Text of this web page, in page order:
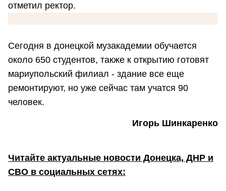
отметил ректор.
Сегодня в донецкой музакадемии обучается
около 650 студентов, также к открытию готовят
мариупольский филиал - здание все еще
ремонтируют, но уже сейчас там учатся 90
человек.
Игорь Шинкаренко
Читайте актуальные новости Донецка, ДНР и
СВО в социальных сетях: